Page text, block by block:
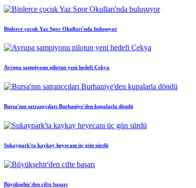
Binlerce çocuk Yaz Spor Okulları'nda buluşuyor
Avrupa şampiyonu pilotun yeni hedefi Çekya
Bursa'nın satranççıları Burhaniye'den kupalarla döndü
Sukaypark'ta kaykay heyecanı üç gün sürdü
Büyükşehir'den çifte başarı